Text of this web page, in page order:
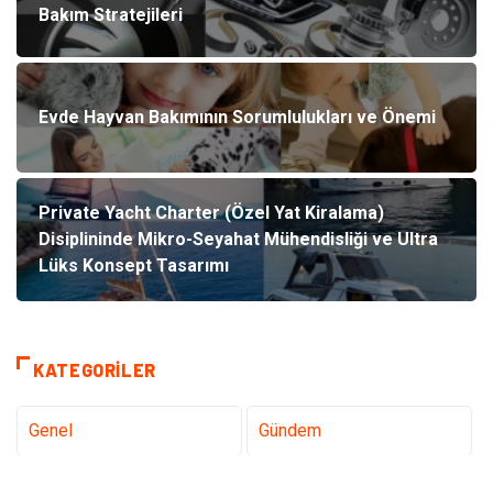
Bakım Stratejileri
Evde Hayvan Bakımının Sorumlulukları ve Önemi
Private Yacht Charter (Özel Yat Kiralama)
Disiplininde Mikro-Seyahat Mühendisliği ve Ultra
Lüks Konsept Tasarımı
KATEGORILER
Genel Gündem